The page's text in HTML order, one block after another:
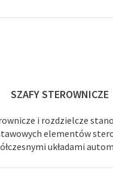
SZAFY STEROWNICZE
i rozdzielcze
elementów
układami